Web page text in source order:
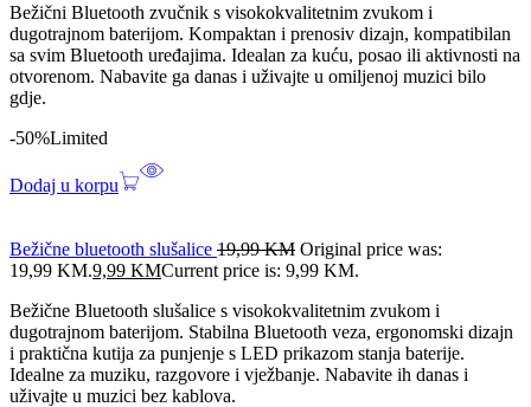
Bežični Bluetooth zvučnik s visokokvalitetnim zvukom i
dugotrajnom baterijom. Kompaktan i prenosiv dizajn, kompatibilan
sa svim Bluetooth uređajima. Idealan za kuću, posao ili aktivnosti na
otvorenom. Nabavite ga danas i uživajte u omiljenoj muzici bilo
gdje.
-50%Limited
Dodaj u korpu
Bežične bluetooth slušalice 19,99KM Original price was:
19,99 KM.9,99 KMCurrent price is: 9,99 KM.
Bežične Bluetooth slušalice s visokokvalitetnim zvukom i
dugotrajnom baterijom. Stabilna Bluetooth veza, ergonomski dizajn
i praktična kutija za punjenje s LED prikazom stanja baterije.
Idealne za muziku, razgovore i vježbanje. Nabavite ih danas i
uživajte u muzici bez kablova.